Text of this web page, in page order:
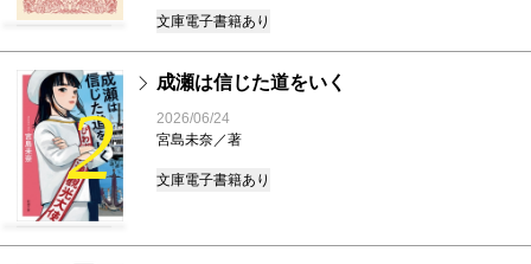
文庫電子書籍あり
2
成瀬は信じた道をいく
2026/06/24
宮島未奈／著
文庫電子書籍あり